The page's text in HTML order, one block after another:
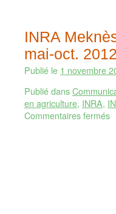
INRA
mai-oct. 2012
Publié le 1 novembre
Publié dans
en agriculture, INRA,
Commentaires fermés